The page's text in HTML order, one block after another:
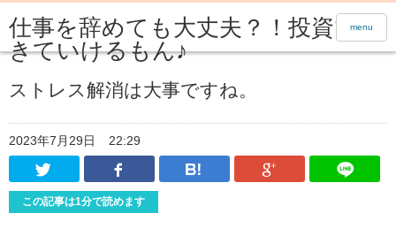
仕事を辞めても大丈夫？！投資で生
きていけるもん♪
menu
ストレス解消は大事ですね。
2023年7月29日
22:29
Twitter
Facebook はてなブックマーク
Google
この記事は1分で読めます